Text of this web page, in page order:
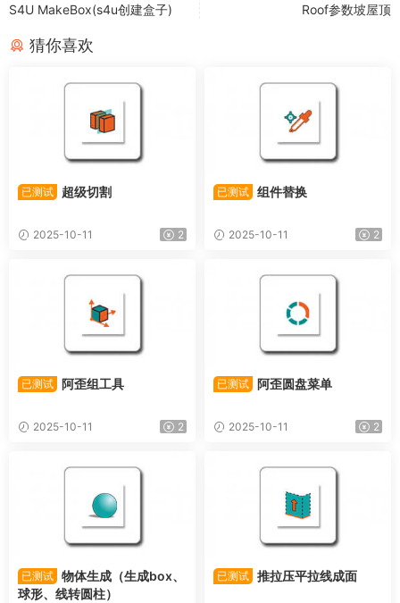
S4U MakeBox(s4u创建盒子) Roof参数坡屋顶
猜你喜欢
已测试 超级切割
2025-10-11 2
已测试 组件替换
2025-10-11 2
已测试 阿歪组工具
2025-10-11 2
已测试 阿歪圆盘菜单
2025-10-11 2
已测试 物体生成（生成box、
球形、线转圆柱）
已测试 推拉压平拉线成面